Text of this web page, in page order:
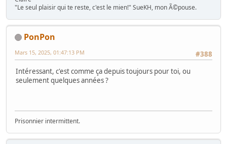
"Le seul plaisir qui te reste, c'est le mien!" SueKH, mon Ã©pouse.
PonPon
#388
Mars 15, 2025, 01:47:13 PM
Intéressant, c'est comme ça depuis toujours pour toi, ou
seulement quelques années ?
Prisonnier intermittent.